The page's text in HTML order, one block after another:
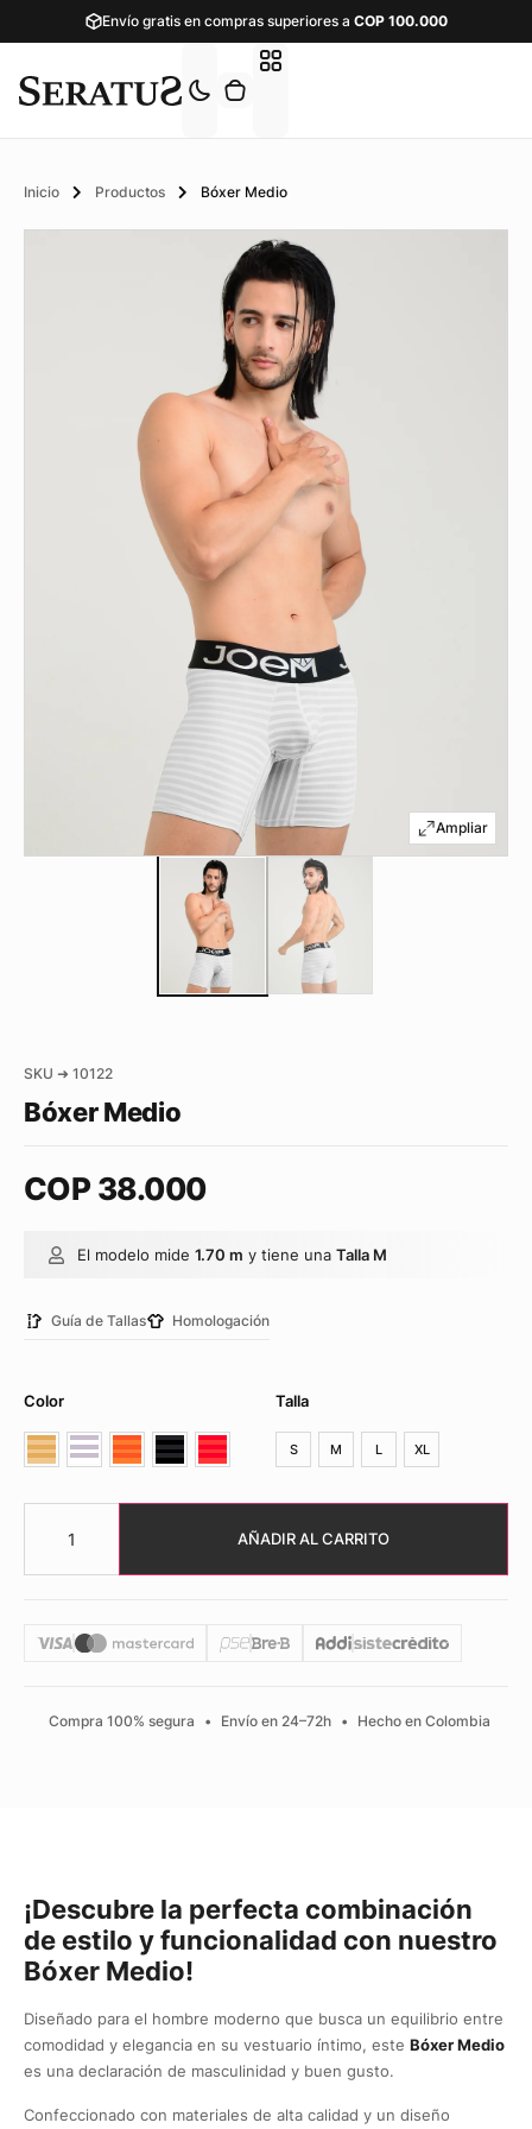
Envío gratis en compras superiores a COP100.000
Inicio Productos Bóxer Medio
SKU ➜ 10122
Bóxer Medio
COP38.000
El modelo mide 1.70 m y tiene una Talla M
Guía de Tallas Homologación
Color Talla
S M L XL
AÑADIR AL CARRITO
Compra 100% segura • Envío en 24–72h • Hecho en Colombia
¡Descubre la perfecta combinación
de estilo y funcionalidad con nuestro
Bóxer Medio!
Diseñado para el hombre moderno que busca un equilibrio entre
comodidad y elegancia en su vestuario íntimo, este Bóxer Medio
es una declaración de masculinidad y buen gusto.
Confeccionado con materiales de alta calidad y un diseño